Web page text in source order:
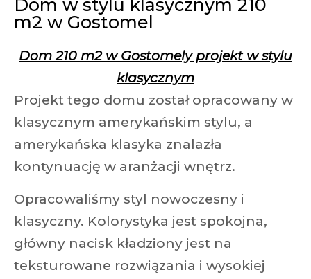
Dom w stylu klasycznym 210
m2 w Gostomel
Dom 210 m2 w Gostomelу projekt w stylu
klasycznym
Projekt tego domu został opracowany w
klasycznym amerykańskim stylu, a
amerykańska klasyka znalazła
kontynuację w aranżacji wnętrz.
Opracowaliśmy styl nowoczesny i
klasyczny. Kolorystyka jest spokojna,
główny nacisk kładziony jest na
teksturowane rozwiązania i wysokiej